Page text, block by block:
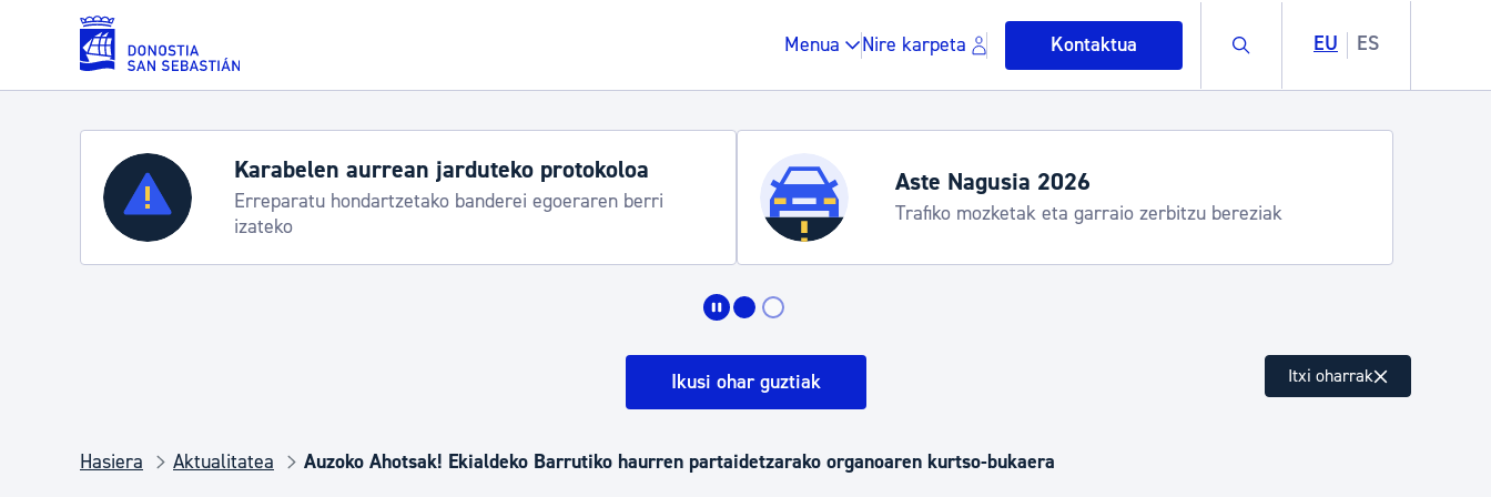
Eduki nagusira joan
Menua Nire karpeta Kontaktua Buscar EU ES
Zerbitzuak
Errolda eta gai pertsonalak
Gune publikoa, hondakinak eta ingurumena
Karabelen aurrean jarduteko protokoloa
Erreparatu hondartzetako banderei egoeraren berri
izateko
Aste Nagusia 2026
Trafiko mozketak eta garraio zerbitzu bereziak
Ikusi ohar guztiak Itxi oharrak
Hasiera Aktualitatea Auzoko Ahotsak! Ekialdeko Barrutiko haurren partaidetzarako organoaren kurtso-bukaera